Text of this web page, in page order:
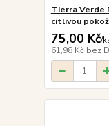
Tierra Verde
citlivou
75,00 Kč/
61,98 Kč bez